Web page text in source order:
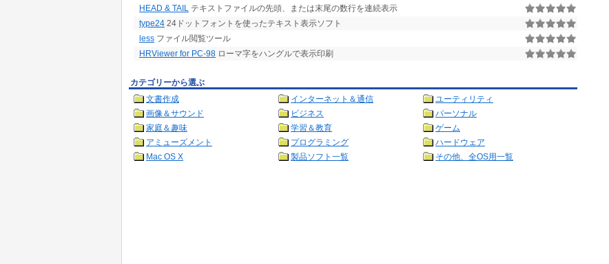
HEAD & TAIL テキストファイルの先頭、または末尾の数行を連続表示
type24 24ドットフォントを使ったテキスト表示ソフト
less ファイル閲覧ツール
HRViewer for PC-98 ローマ字をハングルで表示印刷
カテゴリーから選ぶ
文書作成
インターネット＆通信
ユーティリティ
画像＆サウンド
ビジネス
パーソナル
家庭＆趣味
学習＆教育
ゲーム
アミューズメント
プログラミング
ハードウェア
Mac OS X
製品ソフト一覧 その他、全OS用一覧